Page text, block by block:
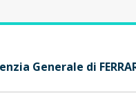
Generale di